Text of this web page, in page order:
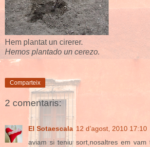
Hem plantat un cirerer.
Hemos plantado un cerezo.
Comparteix
2 comentaris:
El Sotaescala 12 d’agost, 2010 17:10
aviam si teniu sort,nosaltres em